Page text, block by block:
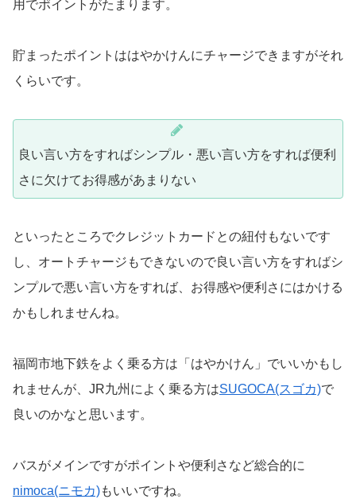
用でポイントがたまります。
貯まったポイントははやかけんにチャージできますがそれ
くらいです。
良い言い方をすればシンプル・悪い言い方をすれば便利
さに欠けてお得感があまりない
といったところでクレジットカードとの紐付もないです
し、オートチャージもできないので良い言い方をすればシ
ンプルで悪い言い方をすれば、お得感や便利さにはかける
かもしれませんね。
福岡市地下鉄をよく乗る方は「はやかけん」でいいかもし
れませんが、JR九州によく乗る方はSUGOCA(スゴカ)で
良いのかなと思います。
バスがメインですがポイントや便利さなど総合的に
nimoca(ニモカ)もいいですね。